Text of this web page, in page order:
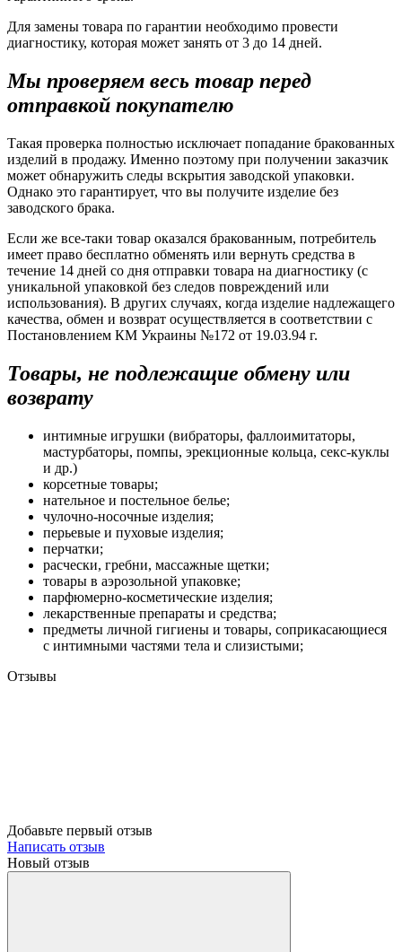
Для замены товара по гарантии необходимо провести
диагностику, которая может занять от 3 до 14 дней.
Мы проверяем весь товар перед
отправкой покупателю
Такая проверка полностью исключает попадание бракованных
изделий в продажу. Именно поэтому при получении заказчик
может обнаружить следы вскрытия заводской упаковки.
Однако это гарантирует, что вы получите изделие без
заводского брака.
Если же все-таки товар оказался бракованным, потребитель
имеет право бесплатно обменять или вернуть средства в
течение 14 дней со дня отправки товара на диагностику (с
уникальной упаковкой без следов повреждений или
использования). В других случаях, когда изделие надлежащего
качества, обмен и возврат осуществляется в соответствии с
Постановлением КМ Украины №172 от 19.03.94 г.
Товары, не подлежащие обмену или
возврату
интимные игрушки (вибраторы, фаллоимитаторы,
мастурбаторы, помпы, эрекционные кольца, секс-куклы
и др.)
корсетные товары;
нательное и постельное белье;
чулочно-носочные изделия;
перьевые и пуховые изделия;
перчатки;
расчески, гребни, массажные щетки;
товары в аэрозольной упаковке;
парфюмерно-косметические изделия;
лекарственные препараты и средства;
предметы личной гигиены и товары, соприкасающиеся
с интимными частями тела и слизистыми;
Отзывы
Добавьте первый отзыв
Написать отзыв
Новый отзыв